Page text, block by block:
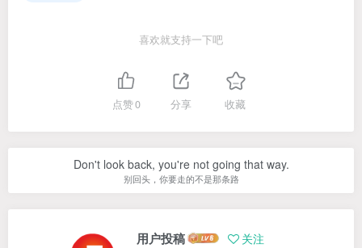
喜欢就支持一下吧
点赞0 分享 收藏
Don't look back, you're not going that way.
别回头，你要走的不是那条路
用户投稿 关注